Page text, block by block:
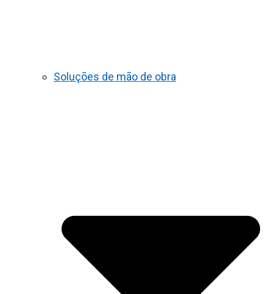
Soluções de mão de obra